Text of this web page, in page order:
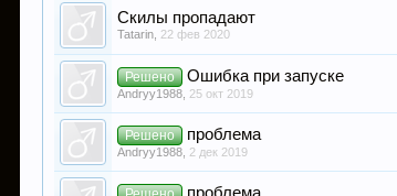
Скилы пропадают
Tatarin 22 фев 2020
Решено Ошибка при запуске
Andryy1988 25 окт 2019
Решено проблема
Andryy1988 2 дек 2019